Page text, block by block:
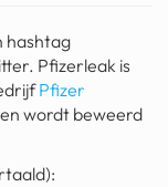
hashtag
Pfizerleak is
Pfizer
wordt beweerd